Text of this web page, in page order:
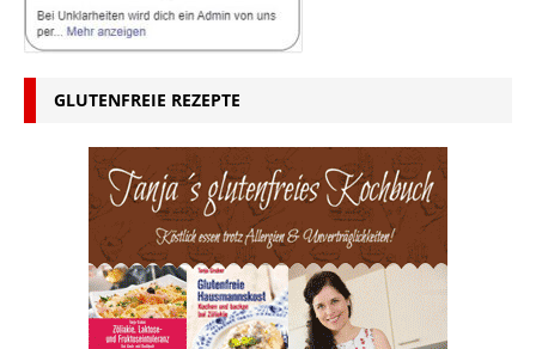
GLUTENFREIE REZEPTE